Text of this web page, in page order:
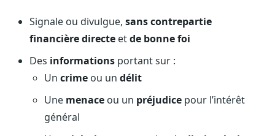
JO, décrets, conseil des ministres, AAI
Fédérations & plaidoyer
ONG, syndicats, ordres, associations
Parlementaires
Journalistes
Veille en temps réel, embeds pour vos contenus
Signale ou divulgue, sans contrepartie
financière directe etde bonne foi
Des informations portant sur :
Un crime ou un délit
Une menace ou un préjudice pour l’intérêt
général